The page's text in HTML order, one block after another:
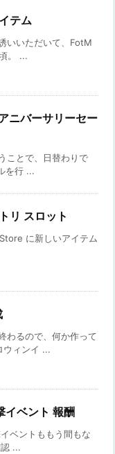
テム
いいただいて、FotM
。 ...
ニバーサリーセー
ことで、日替わりで
を行 ...
リ スロット
に新しいアイテム
わるので、何か作って
ウィンイ ...
ベント 報酬
ベントももう間もな
...